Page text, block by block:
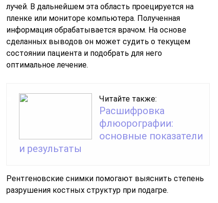
лучей. В дальнейшем эта область проецируется на
пленке или мониторе компьютера. Полученная
информация обрабатывается врачом. На основе
сделанных выводов он может судить о текущем
состоянии пациента и подобрать для него
оптимальное лечение.
Читайте также:
Расшифровка
флюорографии:
основные показатели
и результаты
Рентгеновские снимки помогают выяснить степень
разрушения костных структур при подагре.